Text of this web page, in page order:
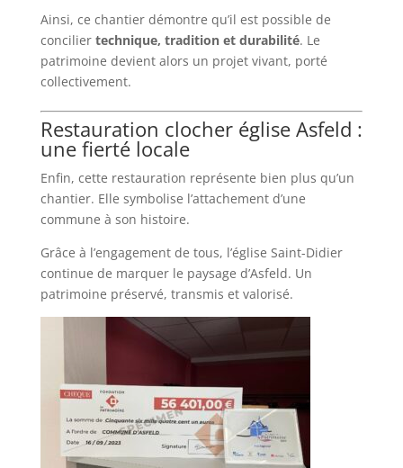
Ainsi, ce chantier démontre qu’il est possible de
concilier technique, tradition et durabilité. Le
patrimoine devient alors un projet vivant, porté
collectivement.
Restauration clocher église Asfeld :
une fierté locale
Enfin, cette restauration représente bien plus qu’un
chantier. Elle symbolise l’attachement d’une
commune à son histoire.
Grâce à l’engagement de tous, l’église Saint-Didier
continue de marquer le paysage d’Asfeld. Un
patrimoine préservé, transmis et valorisé.